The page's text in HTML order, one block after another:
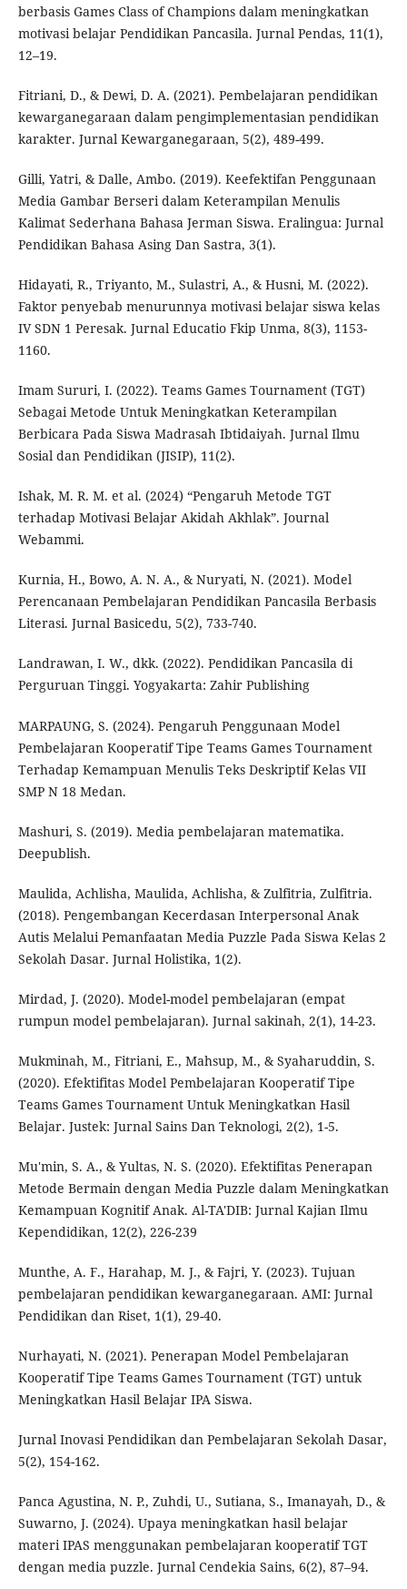
berbasis Games Class of Champions dalam meningkatkan
motivasi belajar Pendidikan Pancasila. Jurnal Pendas, 11(1),
12–19.
Fitriani, D., & Dewi, D. A. (2021). Pembelajaran pendidikan
kewarganegaraan dalam pengimplementasian pendidikan
karakter. Jurnal Kewarganegaraan, 5(2), 489-499.
Gilli, Yatri, & Dalle, Ambo. (2019). Keefektifan Penggunaan
Media Gambar Berseri dalam Keterampilan Menulis
Kalimat Sederhana Bahasa Jerman Siswa. Eralingua: Jurnal
Pendidikan Bahasa Asing Dan Sastra, 3(1).
Hidayati, R., Triyanto, M., Sulastri, A., & Husni, M. (2022).
Faktor penyebab menurunnya motivasi belajar siswa kelas
IV SDN 1 Peresak. Jurnal Educatio Fkip Unma, 8(3), 1153-
1160.
Imam Sururi, I. (2022). Teams Games Tournament (TGT)
Sebagai Metode Untuk Meningkatkan Keterampilan
Berbicara Pada Siswa Madrasah Ibtidaiyah. Jurnal Ilmu
Sosial dan Pendidikan (JISIP), 11(2).
Ishak, M. R. M. et al. (2024) “Pengaruh Metode TGT
terhadap Motivasi Belajar Akidah Akhlak”. Journal
Webammi.
Kurnia, H., Bowo, A. N. A., & Nuryati, N. (2021). Model
Perencanaan Pembelajaran Pendidikan Pancasila Berbasis
Literasi. Jurnal Basicedu, 5(2), 733-740.
Landrawan, I. W., dkk. (2022). Pendidikan Pancasila di
Perguruan Tinggi. Yogyakarta: Zahir Publishing
MARPAUNG, S. (2024). Pengaruh Penggunaan Model
Pembelajaran Kooperatif Tipe Teams Games Tournament
Terhadap Kemampuan Menulis Teks Deskriptif Kelas VII
SMP N 18 Medan.
Mashuri, S. (2019). Media pembelajaran matematika.
Deepublish.
Maulida, Achlisha, Maulida, Achlisha, & Zulfitria, Zulfitria.
(2018). Pengembangan Kecerdasan Interpersonal Anak
Autis Melalui Pemanfaatan Media Puzzle Pada Siswa Kelas 2
Sekolah Dasar. Jurnal Holistika, 1(2).
Mirdad, J. (2020). Model-model pembelajaran (empat
rumpun model pembelajaran). Jurnal sakinah, 2(1), 14-23.
Mukminah, M., Fitriani, E., Mahsup, M., & Syaharuddin, S.
(2020). Efektifitas Model Pembelajaran Kooperatif Tipe
Teams Games Tournament Untuk Meningkatkan Hasil
Belajar. Justek: Jurnal Sains Dan Teknologi, 2(2), 1-5.
Mu'min, S. A., & Yultas, N. S. (2020). Efektifitas Penerapan
Metode Bermain dengan Media Puzzle dalam Meningkatkan
Kemampuan Kognitif Anak. Al-TA'DIB: Jurnal Kajian Ilmu
Kependidikan, 12(2), 226-239
Munthe, A. F., Harahap, M. J., & Fajri, Y. (2023). Tujuan
pembelajaran pendidikan kewarganegaraan. AMI: Jurnal
Pendidikan dan Riset, 1(1), 29-40.
Nurhayati, N. (2021). Penerapan Model Pembelajaran
Kooperatif Tipe Teams Games Tournament (TGT) untuk
Meningkatkan Hasil Belajar IPA Siswa.
Jurnal Inovasi Pendidikan dan Pembelajaran Sekolah Dasar,
5(2), 154-162.
Panca Agustina, N. P., Zuhdi, U., Sutiana, S., Imanayah, D., &
Suwarno, J. (2024). Upaya meningkatkan hasil belajar
materi IPAS menggunakan pembelajaran kooperatif TGT
dengan media puzzle. Jurnal Cendekia Sains, 6(2), 87–94.